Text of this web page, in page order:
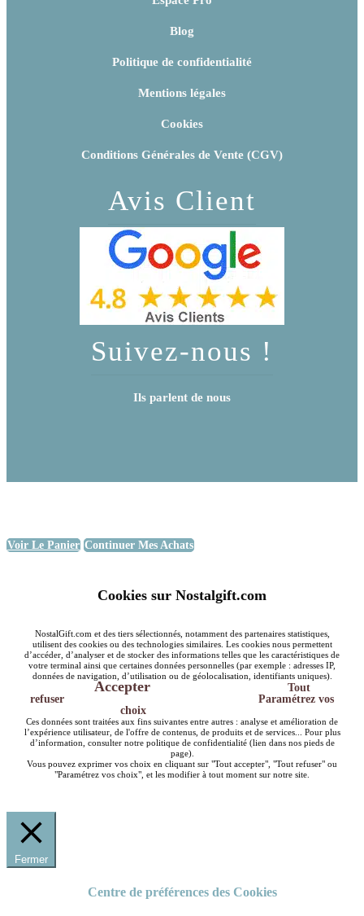
Blog
Politique de confidentialité
Mentions légales
Cookies
Conditions Générales de Vente (CGV)
Avis Client
Suivez-nous !
Ils parlent de nous
Voir Le Panier Continuer Mes Achats
Cookies sur Nostalgift.com
NostalGift.com et des tiers sélectionnés, notamment des partenaires statistiques,
utilisent des cookies ou des technologies similaires. Les cookies nous permettent
d’accéder, d’analyser et de stocker des informations telles que les caractéristiques de
votre terminal ainsi que certaines données personnelles (par exemple : adresses IP,
données de navigation, d’utilisation ou de géolocalisation, identifiants uniques).
Accepter
Tout
refuser
Paramétrez vos
choix
Ces données sont traitées aux fins suivantes entre autres : analyse et amélioration de
l’expérience utilisateur, de l'offre de contenus, de produits et de services... Pour plus
d’information, consulter notre politique de confidentialité (lien dans nos pieds de
page).
Vous pouvez exprimer vos choix en cliquant sur "Tout accepter", "Tout refuser" ou
"Paramétrez vos choix", et les modifier à tout moment sur notre site.
Fermer
Centre de préférences des Cookies